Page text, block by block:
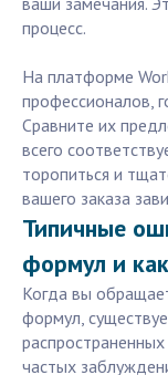
процесс.
На платформе
профессионалов,
Сравните их
всего
торопиться и
вашего заказа
Типичные
формул и
Когда вы
формул,
частых